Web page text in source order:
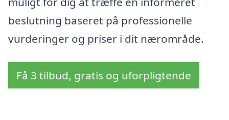
beslutning baseret på professionelle
vurderinger og priser i dit nærområde.
Få 3 tilbud, gratis og uforpligtende